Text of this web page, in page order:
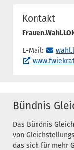
Kontakt
E-Mail:
Bündnis
Das Bündnis
von
das sich für mehr